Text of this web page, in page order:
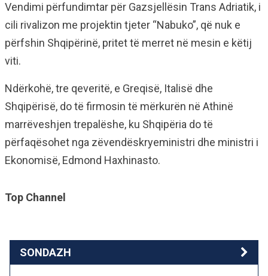
Vendimi përfundimtar për Gazsjellësin Trans Adriatik, i
cili rivalizon me projektin tjeter “Nabuko”, që nuk e
përfshin Shqipërinë, pritet të merret në mesin e këtij
viti.
Ndërkohë, tre qeveritë, e Greqisë, Italisë dhe
Shqipërisë, do të firmosin të mërkurën në Athinë
marrëveshjen trepalëshe, ku Shqipëria do të
përfaqësohet nga zëvendëskryeministri dhe ministri i
Ekonomisë, Edmond Haxhinasto.
Top Channel
SONDAZH